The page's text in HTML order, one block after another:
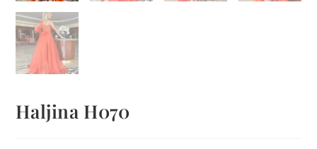
Haljina H070